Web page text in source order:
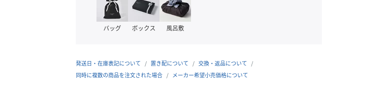
バッグ ボックス 風呂敷
発送日・在庫表記について 置き配について
交換・返品について
同時に複数の商品を注文された場合
メーカー希望小売価格について